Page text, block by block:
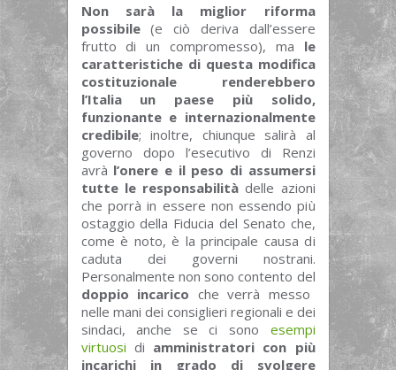
Non sarà la miglior riforma
possibile(e ciò deriva dall’essere
frutto di un compromesso), ma le
caratteristiche di questa modifica
costituzionale renderebbero
l’Italia un paese più solido,
funzionante e internazionalmente
credibile; inoltre, chiunque salirà al
governo dopo l’esecutivo di Renzi
avrà l’onere e il peso di assumersi
tutte le responsabilità delle azioni
che porrà in essere non essendo più
ostaggio della Fiducia del Senato che,
come è noto, è la principale causa di
caduta dei governi nostrani.
Personalmente non sono contento del
doppio incarico che verrà messo
nelle mani dei consiglieri regionali e dei
sindaci, anche se ci sono esempi
virtuosi di amministratori con più
incarichi in grado di svolgere